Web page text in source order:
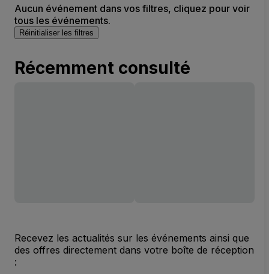
Aucun événement dans vos filtres, cliquez pour voir
tous les événements.
Réinitialiser les filtres
Récemment consulté
Recevez les actualités sur les événements ainsi que
des offres directement dans votre boîte de réception
: